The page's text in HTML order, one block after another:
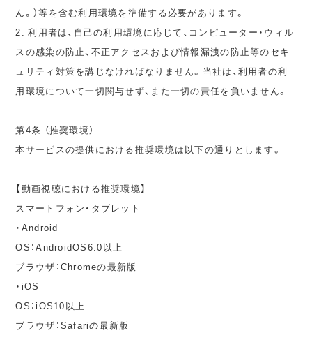
ん。）等を含む利用環境を準備する必要があります。
2. 利用者は、自己の利用環境に応じて、コンピューター・ウィル
スの感染の防止、不正アクセスおよび情報漏洩の防止等のセキ
ュリティ対策を講じなければなりません。当社は、利用者の利
用環境について一切関与せず、また一切の責任を負いません。
第4条 （推奨環境）
本サービスの提供における推奨環境は以下の通りとします。
【動画視聴における推奨環境】
スマートフォン・タブレット
・Android
OS：AndroidOS6.0以上
ブラウザ：Chromeの最新版
・iOS
OS：iOS10以上
ブラウザ：Safariの最新版